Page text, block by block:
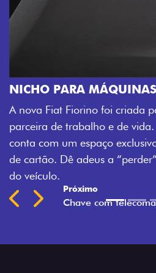
sua grande
ela agora
a sua máquina
dentro
CHAVE
Agora, a
veículo
fechadura.
mais fluidez
Previous
Next